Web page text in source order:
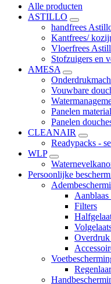
Alle producten
ASTILLO
handfrees
Kantfrees/
Vloerfrees
Stofzuigers en
AMESA
Vouwbare
Panelen
Panelen
CLEANAIR
Readypacks -
WLP
Persoonlijke
Aanblaas
Filters
Overdruk